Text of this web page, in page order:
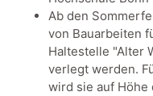
Ab den
von Bauarbeiten
Haltestelle "Alter
verlegt werden.
wird sie auf Höhe